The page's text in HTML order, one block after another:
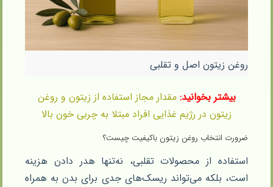
روغن زیتون اصل و تقلبی
بیشتر بخوانید:مقدار مجاز استفاده از زیتون و روغن
زیتون در رژیم غذایی افراد مبتلا به چربی خون بالا
ضرورت انتخاب روغن زیتون باکیفیت چیست؟
استفاده از محصولات تقلبی، نه‌تنها هدر دادن هزینه
است، بلکه می‌تواند ریسک‌های جدی برای بدن به همراه